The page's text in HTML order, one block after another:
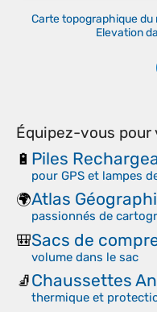
Carte topographique du
Elevation
Équipez-vous
🔋 Piles
pour GPS et lampes
🌍Atlas
passionnés de
🎒Sacs de
volume dans le sac
🧦Chaussettes
thermique et